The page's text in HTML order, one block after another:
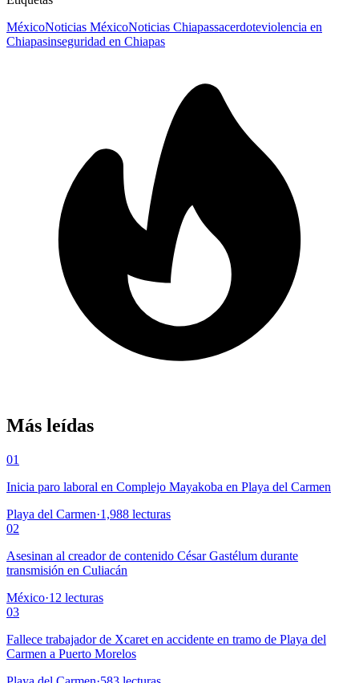
MéxicoNoticias MéxicoNoticias Chiapassacerdoteviolencia en
Chiapasinseguridad en Chiapas
Más leídas
01
Inicia paro laboral en Complejo Mayakoba en Playa del Carmen
Playa del Carmen·1,988 lecturas
02
Asesinan al creador de contenido César Gastélum durante
transmisión en Culiacán
México·12 lecturas
03
Fallece trabajador de Xcaret en accidente en tramo de Playa del
Carmen a Puerto Morelos